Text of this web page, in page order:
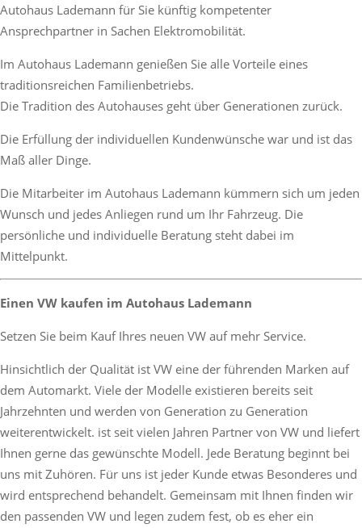
Autohaus Lademann für Sie künftig kompetenter
Ansprechpartner in Sachen Elektromobilität.
Im Autohaus Lademann genießen Sie alle Vorteile eines
traditionsreichen Familienbetriebs.
Die Tradition des Autohauses geht über Generationen zurück.
Die Erfüllung der individuellen Kundenwünsche war und ist das
Maß aller Dinge.
Die Mitarbeiter im Autohaus Lademann kümmern sich um jeden
Wunsch und jedes Anliegen rund um Ihr Fahrzeug. Die
persönliche und individuelle Beratung steht dabei im
Mittelpunkt.
Einen VW kaufen im Autohaus Lademann
Setzen Sie beim Kauf Ihres neuen VW auf mehr Service.
Hinsichtlich der Qualität ist VW eine der führenden Marken auf
dem Automarkt. Viele der Modelle existieren bereits seit
Jahrzehnten und werden von Generation zu Generation
weiterentwickelt. ist seit vielen Jahren Partner von VW und liefert
Ihnen gerne das gewünschte Modell. Jede Beratung beginnt bei
uns mit Zuhören. Für uns ist jeder Kunde etwas Besonderes und
wird entsprechend behandelt. Gemeinsam mit Ihnen finden wir
den passenden VW und legen zudem fest, ob es eher ein